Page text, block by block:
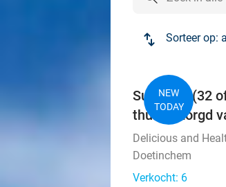
Sorteer op:
NEW
TODAY
Sushibox (32
thuisbezorgd
Delicious and
Doetinchem
Verkocht: 6